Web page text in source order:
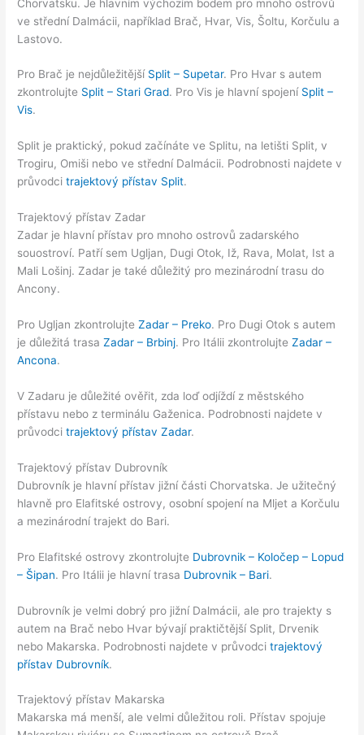
Chorvatsku. Je hlavním výchozím bodem pro mnoho ostrovů
ve střední Dalmácii, například Brač, Hvar, Vis, Šoltu, Korčulu a
Lastovo.
Pro Brač je nejdůležitější Split – Supetar. Pro Hvar s autem
zkontrolujte Split – Stari Grad. Pro Vis je hlavní spojení Split –
Vis.
Split je praktický, pokud začínáte ve Splitu, na letišti Split, v
Trogiru, Omiši nebo ve střední Dalmácii. Podrobnosti najdete v
průvodcitrajektový přístav Split.
Trajektový přístav Zadar
Zadar je hlavní přístav pro mnoho ostrovů zadarského
souostroví. Patří sem Ugljan, Dugi Otok, Iž, Rava, Molat, Ist a
Mali Lošinj. Zadar je také důležitý pro mezinárodní trasu do
Ancony.
Pro Ugljan zkontrolujteZadar – Preko. Pro Dugi Otok s autem
je důležitá trasaZadar – Brbinj. Pro Itálii zkontrolujteZadar –
Ancona.
V Zadaru je důležité ověřit, zda loď odjíždí z městského
přístavu nebo z terminálu Gaženica. Podrobnosti najdete v
průvodcitrajektový přístav Zadar.
Trajektový přístav Dubrovník
Dubrovník je hlavní přístav jižní části Chorvatska. Je užitečný
hlavně pro Elafitské ostrovy, osobní spojení na Mljet a Korčulu
a mezinárodní trajekt do Bari.
Pro Elafitské ostrovy zkontrolujte Dubrovnik – Koločep – Lopud
– Šipan. Pro Itálii je hlavní trasa Dubrovnik – Bari.
Dubrovník je velmi dobrý pro jižní Dalmácii, ale pro trajekty s
autem na Brač nebo Hvar bývají praktičtější Split, Drvenik
nebo Makarska. Podrobnosti najdete v průvodcitrajektový
přístav Dubrovník.
Trajektový přístav Makarska
Makarska má menší, ale velmi důležitou roli. Přístav spojuje